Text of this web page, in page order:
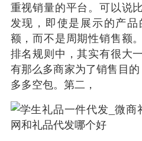
重视销量的平台。可以说
发现，即使是展示的产
额，而不是周期性销售额
排名规则中，其实有很大
有那么多商家为了销售目
多多空包。第二，